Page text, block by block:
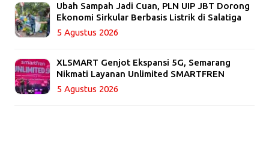
Ubah Sampah Jadi Cuan, PLN UIP JBT Dorong
Ekonomi Sirkular Berbasis Listrik di Salatiga
5 Agustus 2026
XLSMART Genjot Ekspansi 5G, Semarang
Nikmati Layanan Unlimited SMARTFREN
5 Agustus 2026